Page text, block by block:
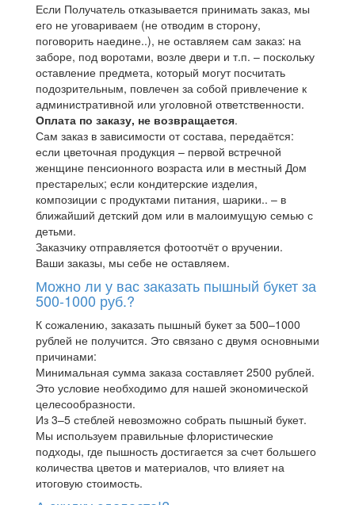
Если Получатель отказывается принимать заказ, мы
его не уговариваем (не отводим в сторону,
поговорить наедине..), не оставляем сам заказ: на
заборе, под воротами, возле двери и т.п. – поскольку
оставление предмета, который могут посчитать
подозрительным, повлечен за собой привлечение к
административной или уголовной ответственности.
Оплата по заказу, не возвращается.
Сам заказ в зависимости от состава, передаётся:
если цветочная продукция – первой встречной
женщине пенсионного возраста или в местный Дом
престарелых; если кондитерские изделия,
композиции с продуктами питания, шарики.. – в
ближайший детский дом или в малоимущую семью с
детьми.
Заказчику отправляется фотоотчёт о вручении.
Ваши заказы, мы себе не оставляем.
Можно ли у вас заказать пышный букет за
500-1000 руб.?
К сожалению, заказать пышный букет за 500–1000
рублей не получится. Это связано с двумя основными
причинами:
Минимальная сумма заказа составляет 2500 рублей.
Это условие необходимо для нашей экономической
целесообразности.
Из 3–5 стеблей невозможно собрать пышный букет.
Мы используем правильные флористические
подходы, где пышность достигается за счет большего
количества цветов и материалов, что влияет на
итоговую стоимость.